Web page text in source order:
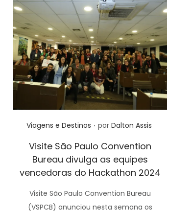
Posted in
Viagens e Destinos . por Dalton Assis
Visite São Paulo Convention
Bureau divulga as equipes
vencedoras do Hackathon 2024
Visite São Paulo Convention Bureau
(VSPCB) anunciou nesta semana os